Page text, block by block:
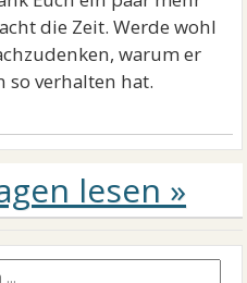
die Zeit. Werde wohl
warum er
so verhalten hat.